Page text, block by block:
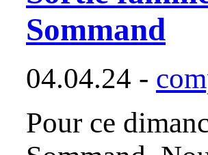
Sommand
04.04.24 -
Pour ce